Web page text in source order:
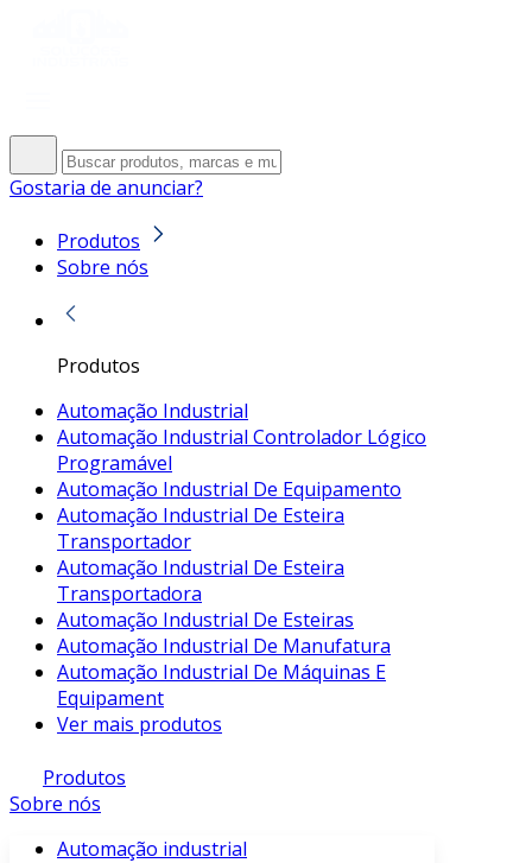
Gostaria de anunciar?
Produtos
Sobre nós
Produtos
Automação Industrial
Automação Industrial Controlador Lógico
Programável
Automação Industrial De Equipamento
Automação Industrial De Esteira
Transportador
Automação Industrial De Esteira
Transportadora
Automação Industrial De Esteiras
Automação Industrial De Manufatura
Automação Industrial De Máquinas E
Equipament
Ver mais produtos
Produtos
Sobre nós
Automação industrial